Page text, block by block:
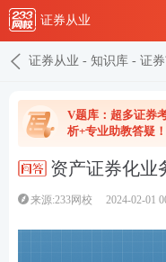
证券从业
证券从业 - 知识库 - 证
V题库：超多证券
析+专业助教答疑！
资产证券化业
来源:233网校 2024-02-01